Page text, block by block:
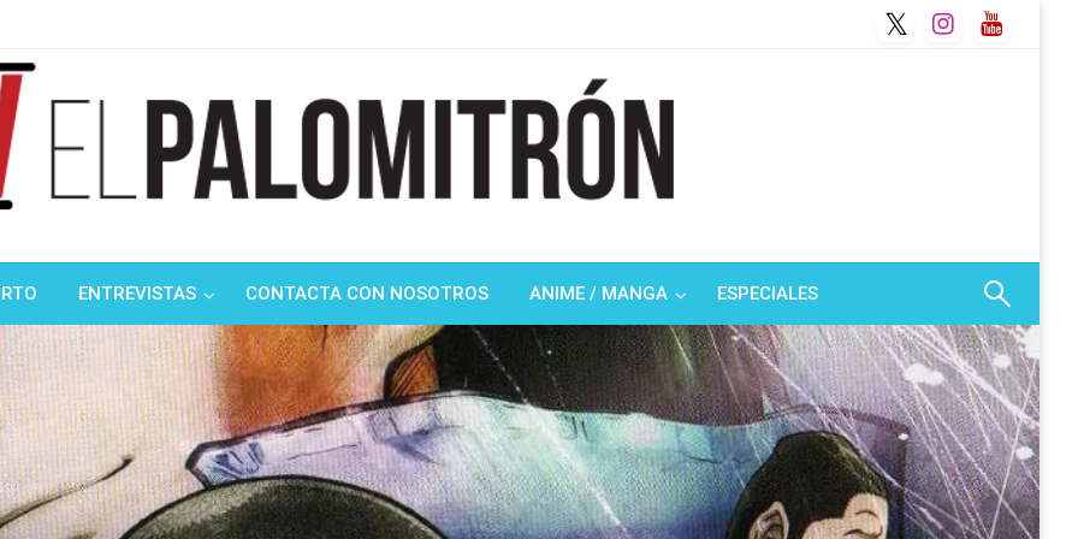
ENTREVISTAS CONTACTA CON NOSOTROS ANIME / MANGA ESPECIALES